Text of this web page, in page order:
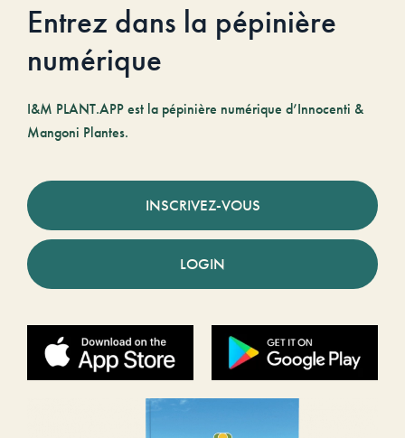
Entrez dans la pépinière
numérique
I&M PLANT.APP est la pépinière numérique d’Innocenti &
Mangoni Plantes.
INSCRIVEZ-VOUS
LOGIN